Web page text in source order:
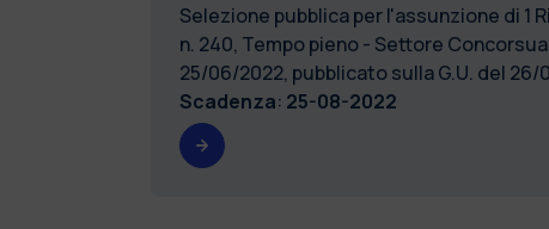
Selezione pubblica per l'assunzione di 1
n. 240, Tempo pieno - Settore
25/06/2022, pubblicato sulla G.U. del
Scadenza: 25-08-2022